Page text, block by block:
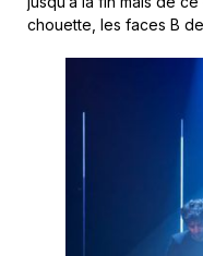
chouette, les faces B